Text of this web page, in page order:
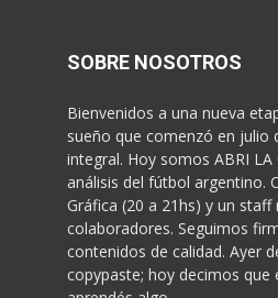
SOBRE NOSOTROS
Bienvenidos a una nueva
sueño que comenzó en julio
integral. Hoy somos ABRI
análisis del fútbol argentino.
Gráfica (20 a 21hs) y un
colaboradores. Seguimos
contenidos de calidad. Ayer
copypaste; hoy decimos que